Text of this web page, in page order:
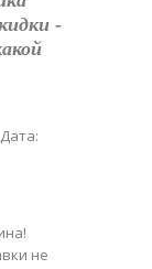
-
Дата:
не